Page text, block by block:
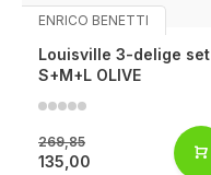
ENRICO BENETTI
Louisville 3-delige set
S+M+L OLIVE
269,85
135,00